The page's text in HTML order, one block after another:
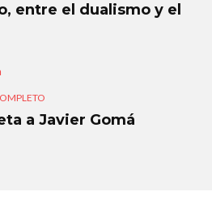
entre el dualismo y el
a Javier Gomá